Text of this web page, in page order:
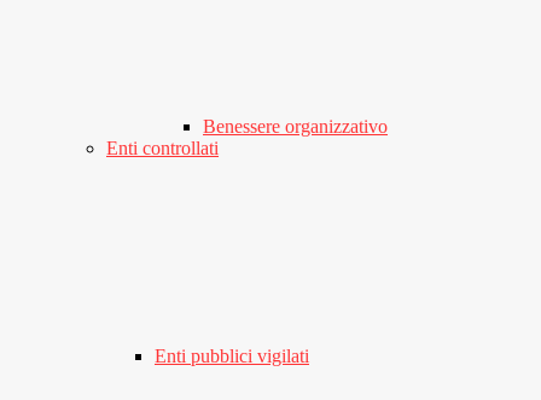
Benessere organizzativo
Enti controllati
Enti pubblici vigilati